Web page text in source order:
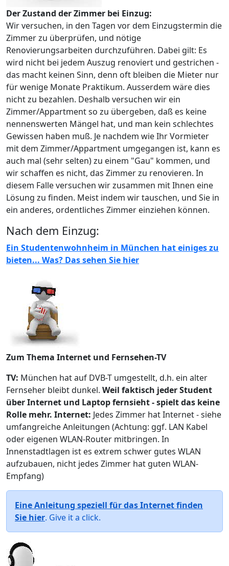
Der Zustand der Zimmer bei Einzug:
Wir versuchen, in den Tagen vor dem Einzugstermin die
Zimmer zu überprüfen, und nötige
Renovierungsarbeiten durchzuführen. Dabei gilt: Es
wird nicht bei jedem Auszug renoviert und gestrichen -
das macht keinen Sinn, denn oft bleiben die Mieter nur
für wenige Monate Praktikum. Ausserdem wäre dies
nicht zu bezahlen. Deshalb versuchen wir ein
Zimmer/Appartment so zu übergeben, daß es keine
nennenswerten Mängel hat, und man kein schlechtes
Gewissen haben muß. Je nachdem wie Ihr Vormieter
mit dem Zimmer/Appartment umgegangen ist, kann es
auch mal (sehr selten) zu einem "Gau" kommen, und
wir schaffen es nicht, das Zimmer zu renovieren. In
diesem Falle versuchen wir zusammen mit Ihnen eine
Lösung zu finden. Meist indem wir tauschen, und Sie in
ein anderes, ordentliches Zimmer einziehen können.
Nach dem Einzug:
Ein Studentenwohnheim in München hat einiges zu
bieten... Was? Das sehen Sie hier
Zum Thema Internet und Fernsehen-TV
TV: München hat auf DVB-T umgestellt, d.h. ein alter
Fernseher bleibt dunkel. Weil faktisch jeder Student
über Internet und Laptop fernsieht - spielt das keine
Rolle mehr. Internet: Jedes Zimmer hat Internet - siehe
umfangreiche Anleitungen (Achtung: ggf. LAN Kabel
oder eigenen WLAN-Router mitbringen. In
Innenstadtlagen ist es extrem schwer gutes WLAN
aufzubauen, nicht jedes Zimmer hat guten WLAN-
Empfang)
Eine Anleitung speziell für das Internet finden
Sie hier. Give it a click.